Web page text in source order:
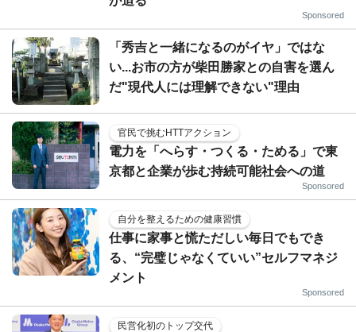
Sponsored
「秀吉と一緒になるのがイヤ」ではな
い...お市の方が柴田勝家との自害を選ん
だ"現代人には理解できない"理由
官民で挑むHTTアクション
電力を「へらす・つくる・ためる」で東
京都と企業が歩む持続可能社会への道
Sponsored
自分を整えるための健康習慣
仕事に家事と慌ただしい毎日でもでき
る、“完璧じゃなくていい”セルフマネジ
メント
Sponsored
民営化初のトップ交代